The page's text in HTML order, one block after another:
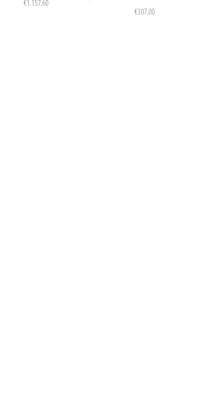
€1.157,60
€307,00